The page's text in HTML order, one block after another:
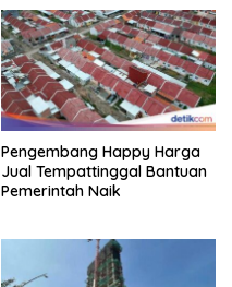
Pengembang Happy Harga
Jual Tempattinggal Bantuan
Pemerintah Naik